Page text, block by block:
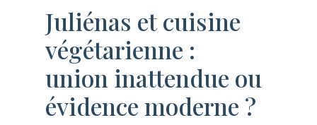
Juliénas et cuisine
végétarienne :
union inattendue ou
évidence moderne ?